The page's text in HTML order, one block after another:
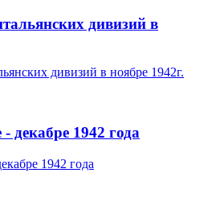
дивизий в
декабре 1942 года